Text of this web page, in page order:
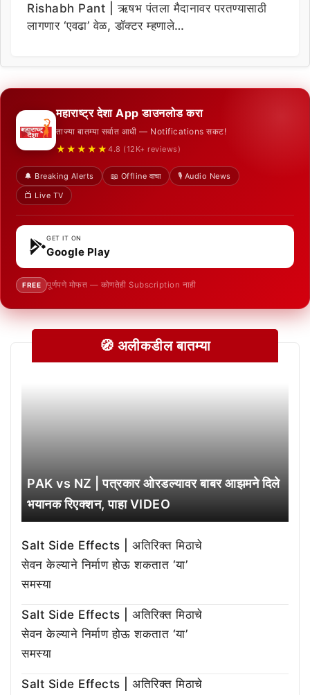
Rishabh Pant | ऋषभ पंतला मैदानावर परतण्यासाठी
लागणार ‘एवढा’ वेळ, डॉक्टर म्हणाले…
महाराष्ट्र देशा App डाउनलोड करा
ताज्या बातम्या सर्वात आधी — Notifications सकट!
★★★★★ 4.8 (12K+ reviews)
🔔 Breaking Alerts 📖 Offline वाचा
🎙️ Audio News
📺 Live TV
GET IT ON
Google Play
FREE पूर्णपणे मोफत — कोणतेही Subscription नाही
🧭 अलीकडील बातम्या
PAK vs NZ | पत्रकार ओरडल्यावर बाबर आझमने दिले
भयानक रिएक्शन, पाहा VIDEO
Salt Side Effects | अतिरिक्त मिठाचे
सेवन केल्याने निर्माण होऊ शकतात ‘या’
समस्या
Salt Side Effects | अतिरिक्त मिठाचे
सेवन केल्याने निर्माण होऊ शकतात ‘या’
समस्या
Salt Side Effects | अतिरिक्त मिठाचे